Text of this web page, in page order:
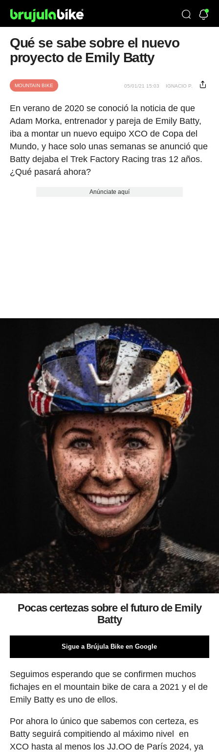
Qué se sabe sobre el nuevo
proyecto de Emily Batty
MOUNTAIN BIKE 05/01/21 15:03 IGNACIO P.
En verano de 2020 se conoció la noticia de que
Adam Morka, entrenador y pareja de Emily Batty,
iba a montar un nuevo equipo XCO de Copa del
Mundo, y hace solo unas semanas se anunció que
Batty dejaba el Trek Factory Racing tras 12 años.
¿Qué pasará ahora?
Anúnciate aquí
Pocas certezas sobre el futuro de Emily
Batty
Sigue a Brújula Bike en Google
Seguimos esperando que se confirmen muchos
fichajes en el mountain bike de cara a 2021 y el de
Emily Batty es uno de ellos.
Por ahora lo único que sabemos con certeza, es
Batty seguirá compitiendo al máximo nivel en
XCO hasta al menos los JJ.OO de París 2024, ya